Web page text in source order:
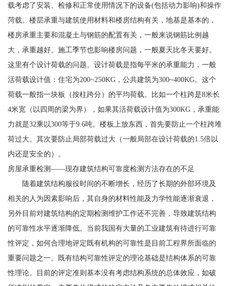
载考虑了安装、检修和正常使用情况下的设备(包括动力影响)和操作
菏载。楼层承重与建筑使用材料和楼房结构有关，地基是基本的，
楼房承重主要和混凝土与钢筋的配置有关，一般来说钢筋比例越
大，承重越好。施工季节也影响楼房问题，一般夏天比冬天要好。
这里有个设计荷载的问题。设计荷载是指每平米的承重能力，一般
活荷载设计值：住宅为200~250KG，公共建筑为300~400KG。这个
荷载一般指一块板（按柱跨分）的平均荷载。比如一个柱跨是8米长
4米宽（以四周的梁为界），如果其活荷载设计值为300KG，承重能
力就是32乘以300等于9.6吨。楼板上放东西，首先要防止一个柱跨堆
荷过大。其次要防止局部荷载过大（一般局部在设计荷载的1.5倍以
内还是安全的）。
房屋承重检测——现存建筑结构可靠度检测方法存在的不足
随着建筑结构服役时间的不断增长，经历了长期的外部环境及
相关的人为因素影响后，其自身的材料性能及力学性能逐渐衰退，
另外目前对建筑结构的定期检测维护工作还不完善，导致建筑结构
的可靠性水平逐渐降低。当前我国有大量的工业建筑有待进行可靠
性评定，如何合理地评定既有机构的可靠性是目前工程界所面临的
重要问题之一。既有结构可靠性评定的理论基础是结构体系的可靠
性理论。目前的评定准则基本没有考虑结构系统的总体效应，如破